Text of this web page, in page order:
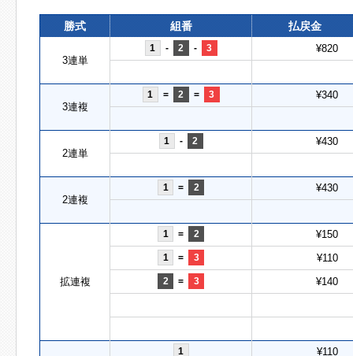
勝式 組番 払戻金
3連単
1 - 2 - 3 ¥820
3連複
1 = 2 = 3 ¥340
2連単
1 - 2 ¥430
2連複
1 = 2 ¥430
拡連複
1 = 2 ¥150
1 = 3 ¥110
2 = 3 ¥140
1 ¥110